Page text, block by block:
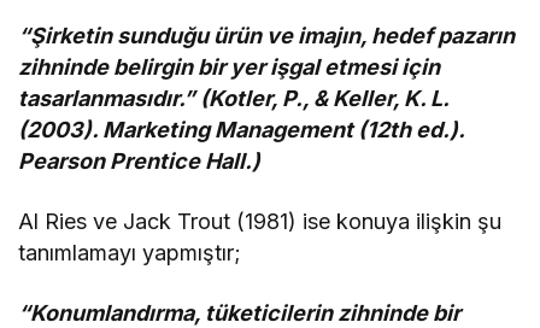
“Şirketin sunduğu ürün ve imajın, hedef pazarın
zihninde belirgin bir yer işgal etmesi için
tasarlanmasıdır.” (Kotler, P., & Keller, K. L.
(2003). Marketing Management (12th ed.).
Pearson Prentice Hall.)
Al Ries ve Jack Trout (1981) ise konuya ilişkin şu
tanımlamayı yapmıştır;
“Konumlandırma, tüketicilerin zihninde bir